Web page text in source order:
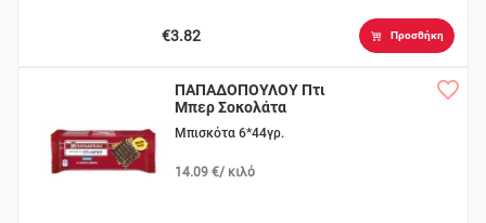
€3.82 Προσθήκη
ΠΑΠΑΔΟΠΟΥΛΟΥ Πτι
Μπερ Σοκολάτα
Μπισκότα 6*44γρ.
14.09 €/ κιλό